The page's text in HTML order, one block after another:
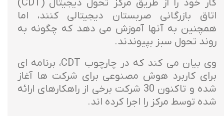
کار خود را از طریق مرکز تحول دیجیتال (CDT)
اتاق بازرگانی صربستان دیجیتالی کنند، اما
همچنین به آنها آموزش می دهد که چگونه به
روند تحول سبز بپیوندند.
وی بیان می کند که در چارچوب CDT، برنامه ای
برای کاربرد هوش مصنوعی برای شرکت ها آغاز
شده و تاکنون 30 شرکت برخی از راهکارهای ارائه
شده توسط مرکز را اجرا کرده اند.